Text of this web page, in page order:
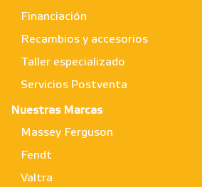
Financiación
Recambios y accesorios
Taller especializado
Servicios Postventa
Nuestras Marcas
Massey Ferguson
Fendt
Valtra